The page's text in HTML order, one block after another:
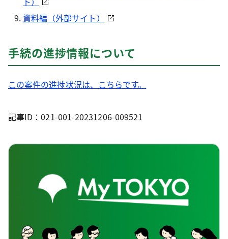
資料編（外部サイト）
手続の進捗情報について
この案件の進捗状況は、こちらです。
記事ID：021-001-20231206-009521